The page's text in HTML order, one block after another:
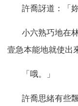
許喬訝道：「妳
小六熟巧地在林
壹急本能地就使出
「哦。」
許喬思緒有些飄